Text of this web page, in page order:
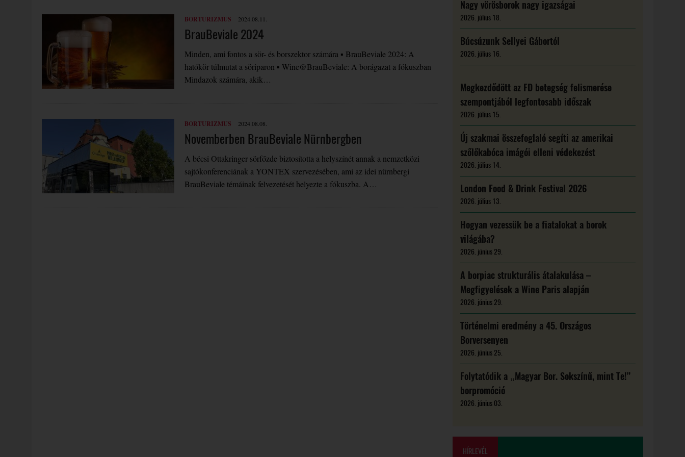
BORTURIZMUS 2024.08.11.
BrauBeviale 2024
Minden, ami fontos a sör- és borszektor számára ▪ BrauBeviale 2024: A
hatókör túlmutat a söriparon ▪ Wine@BrauBeviale: A borágazat a fókuszban
Mindazok számára, akik…
BORTURIZMUS 2024.08.08.
Novemberben BrauBeviale Nürnbergben
A bécsi Ottakringer sörfőzde biztosította a helyszínét annak a nemzetközi
sajtókonferenciának a YONTEX szervezésében, ami az idei nürnbergi
BrauBeviale témáinak felvezetését helyezte a fókuszba. A…
Nagy vörösborok nagy igazságai
2026. július 18.
Búcsúzunk Sellyei Gábortól
2026. július 16.
Megkezdődött az FD betegség felismerése
szempontjából legfontosabb időszak
2026. július 15.
Új szakmai összefoglaló segíti az amerikai
szőlőkabóca imágói elleni védekezést
2026. július 14.
London Food & Drink Festival 2026
2026. július 13.
Hogyan vezessük be a fiatalokat a borok
világába?
2026. június 29.
A borpiac strukturális átalakulása –
Megfigyelések a Wine Paris alapján
2026. június 29.
Történelmi eredmény a 45. Országos
Borversenyen
2026. június 25.
Folytatódik a „Magyar Bor. Sokszínű, mint Te!”
borpromóció
2026. június 03.
HÍRLEVÉL